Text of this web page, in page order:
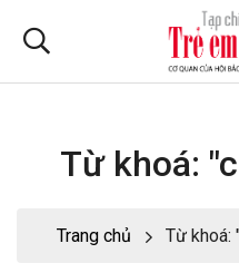
Từ khoá:
Trang chủ Từ khoá: